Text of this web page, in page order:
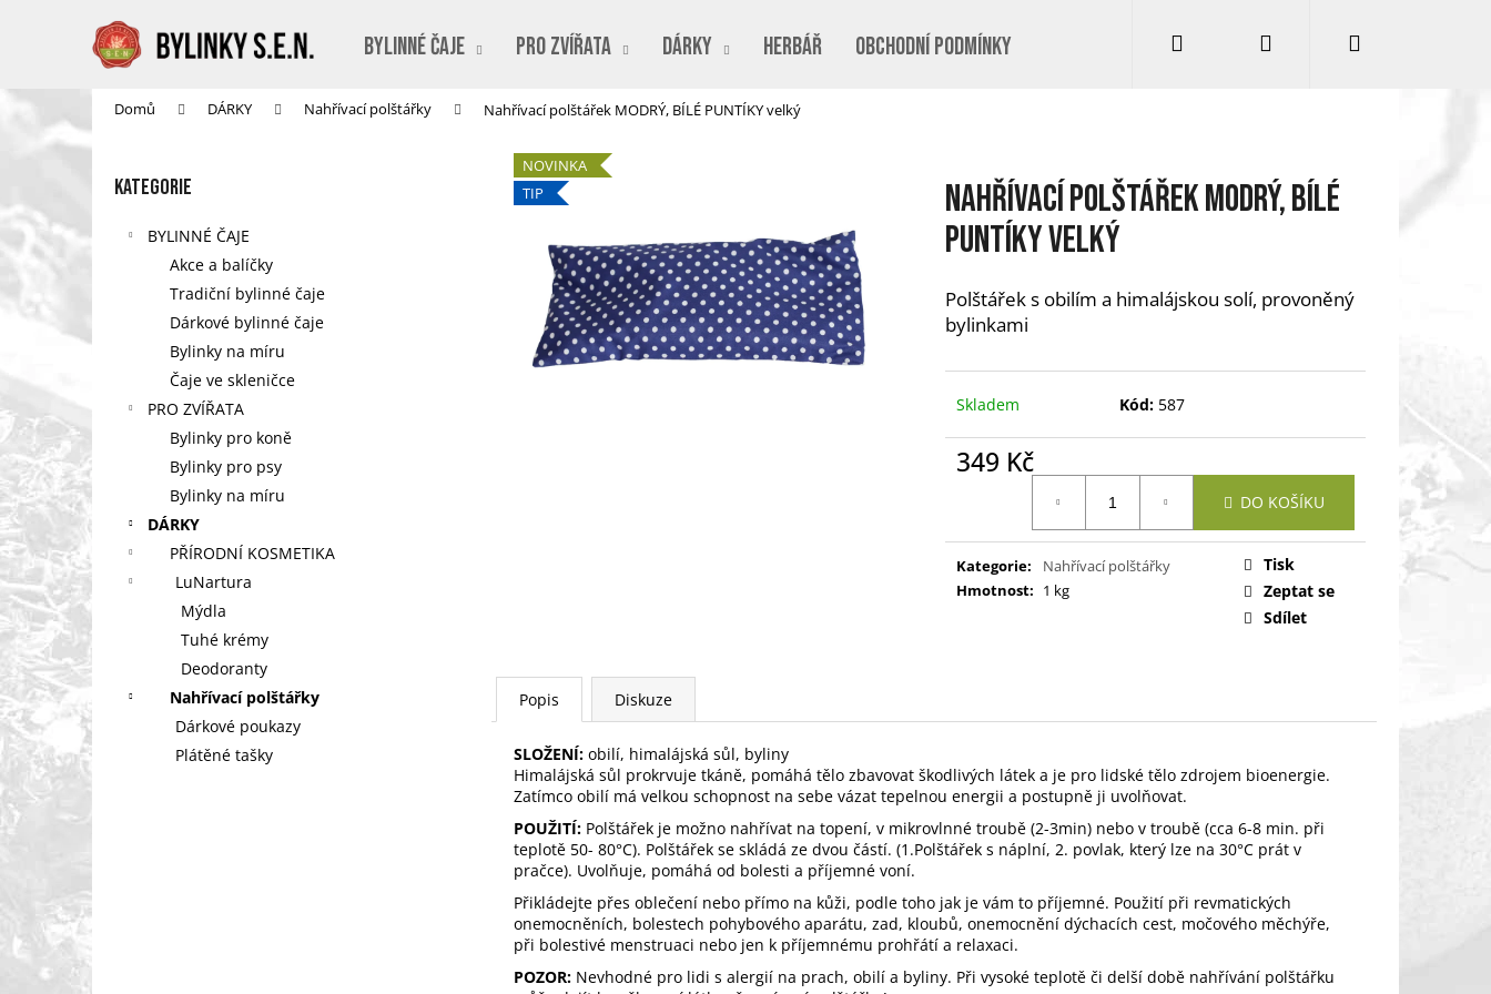
BYLINNÉ ČAJE PRO ZVÍŘATA DÁRKY Herbář Obchodní podmínky Podmínky ochrany osobních údajů
Přihlášení
Domů DÁRKY Nahřívací polštářky Nahřívací polštářek MODRÝ, BÍLÉ PUNTÍKY velký
P
t
n
n
e
l
Přeskočit
Kategorie
BYLINNÉ ČAJE
Akce a balíčky
Tradiční bylinné čaje
Dárkové bylinné čaje
Bylinky na míru
Čaje ve skleničce
PRO ZVÍŘATA
Bylinky pro koně
Bylinky pro psy
Bylinky na míru
DÁRKY
PŘÍRODNÍ KOSMETIKA
LuNartura
Mýdla
Tuhé krémy
Deodoranty
Nahřívací polštářky
Dárkové poukazy
Plátěné tašky
Nahřívací polštářek MODRÝ, BÍLÉ
PUNTÍKY velký
Polštářek s obilím a himalájskou solí, provoněný
bylinkami
Skladem Kód: 587
349 Kč
DO KOŠÍKU
Kategorie:
Nahřívací polštářky
Hmotnost: 1 kg
Tisk
Zeptat se
Sdílet
NOVINKA
TIP
Popis Diskuze
SLOŽENÍ: obilí, himalájská sůl, byliny
Himalájská sůl prokrvuje tkáně, pomáhá tělo zbavovat škodlivých látek a je pro lidské tělo zdrojem bioenergie.
Zatímco obilí má velkou schopnost na sebe vázat tepelnou energii a postupně ji uvolňovat.
POUŽITÍ: Polštářek je možno nahřívat na topení, v mikrovlnné troubě (2-3min) nebo v troubě (cca 6-8 min. při
teplotě 50- 80°C). Polštářek se skládá ze dvou částí. (1.Polštářek s náplní, 2. povlak, který lze na 30°C prát v
pračce). Uvolňuje, pomáhá od bolesti a příjemné voní.
Přikládejte přes oblečení nebo přímo na kůži, podle toho jak je vám to příjemné. Použití při revmatických
onemocněních, bolestech pohybového aparátu, zad, kloubů, onemocnění dýchacích cest, močového měchýře,
při bolestivé menstruaci nebo jen k příjemnému prohřátí a relaxaci.
POZOR: Nevhodné pro lidi s alergií na prach, obilí a byliny. Při vysoké teplotě či delší době nahřívání polštářku
Zpět
obchodu
Zpět
obchodu
Co potřebujete najít?
Doporučujeme
Následující
VYTOUŽENÉ MIMINKO
149 Kč
NAHŘÍVACÍ POLŠTÁŘEK BÍLÝ S